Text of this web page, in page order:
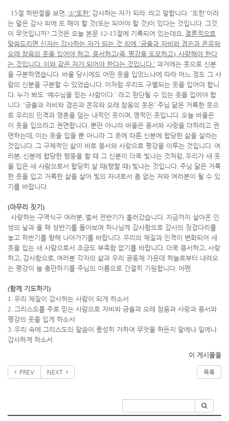
15절 하반절을 보면, ③‘또한’ 감사하는 자가 되라. 라고 말합니다. ‘또한’이라
는 말은 감사 외에 또 해야 할 것(또는 되어야 할 것)이 있다는 것입니다. 그것
이 무엇입니까? 그것은 오늘 본문 12-15절에 기록되어 있는데요, 결론적으로
말씀드리면 신자는 감사하는 자가 되는 것 외에 ‘긍휼과 자비와 겸손과 온유와
오래 참음의 옷을 입어야 하고, 용서하고(즉, 평강을 도모하고), 사랑해야 한다
는 것입니다. 이와 같은 자가 되어야 한다는 것입니다.’ 과거에는 옷으로 신분
을 구분하였습니다. 바울 당시에도 어떤 옷을 입었느냐에 따라 어느 정도 그 사
람의 신분을 구분할 수 있었습니다. 이처럼 우리도 구별되는 옷을 입어야 합니
다. 누가 봐도 ‘예수님을 믿는 사람이다.’ 라고 판단될 수 있는 옷을 입어야 합
니다. ‘긍휼과 자비와 겸손과 온유와 오래 참음의 옷은’ 주님 닮은 거룩한 옷으
로 우리의 인격과 영혼을 덮는 내적인 옷이며 , 영적인 옷입니다. 오늘 바울은
이 옷을 입으라고 권면합니다. 뿐만 아니라 바울은 용서와 사랑을 더하라고 권
면하는데 , 이는 옷을 입을 뿐 아니라 그 옷에 따른 신분에 합당한 삶을 살라는
것입니다. 그 구체적인 삶이 바로 용서와 사랑으로 평강을 이루는 것입니다. 여
러분, 신분에 합당한 행동을 할 때 그 신분이 더욱 빛나는 것처럼, 우리가 새 옷
을 입은 새 사람으로서 합당히 살 때(행할 때) 빛나는 것입니다. 주님 닮은 거룩
한 옷을 입고 거룩한 삶을 살아 빛의 자녀로서 흠 없는 저와 여러분이 될 수 있
기를 바랍니다.
(마무리 짓기 )
사랑하는 구역식구 여러분, 벌써 전반기가 흘러갔습니다. 지금까지 살아온 인
생의 날과 올 해 상반기를 돌아보며 하나님께 감사함으로 감사의 징검다리를
놓고 하반기를 향해 나아가기를 바랍니다. 우리의 체질과 인격이 변화되어 새
옷을 입는 새 사람으로서 조금도 부족함 없기를 바랍니다. 더욱 용서하고, 사랑
하고, 감사함으로, 여러분 각자의 삶과 우리 공동체 가운데 하늘로부터 내려오
는 평강이 늘 충만하기를 주님의 이름으로 간절히 기원합니다. 아멘.
(함께 기도하기 )
1. 우리 체질이 감사하는 사람이 되게 하소서
2. 그리스도를 주로 믿는 사람으로 자비와 긍휼과 오래 참음과 사랑과 용서와
평강의 옷을 입게 하소서
3. 우리 속에 그리스도의 말씀이 풍성히 거하여 무엇을 하든지 말에나 일에나
감사하게 하소서
이 게시물을
PREV NEXT 목록